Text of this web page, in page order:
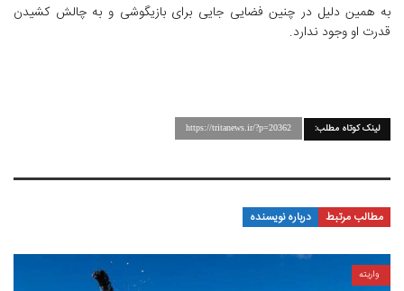
به همین دلیل در چنین فضایی جایی برای بازیگوشی و به چالش کشیدن
قدرت او وجود ندارد.
لینک کوتاه مطلب: https://tritanews.ir/?p=20362
مطالب مرتبط درباره نویسنده
واریته